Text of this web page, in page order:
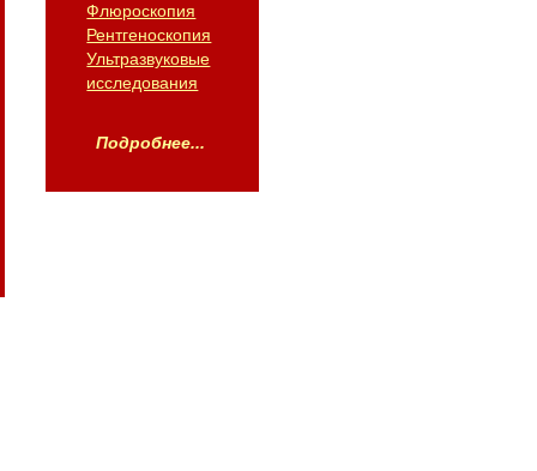
Флюроскопия
Рентгеноскопия
Ультразвуковые
исследования
Подробнее...